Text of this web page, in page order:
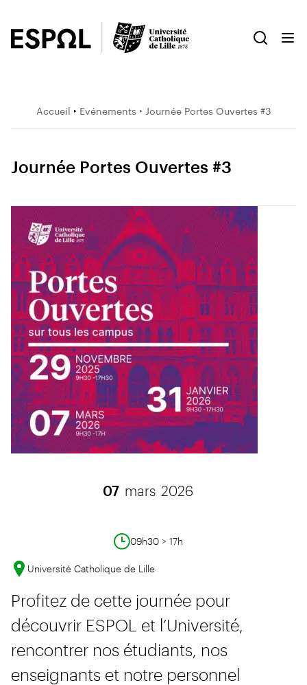
Accueil ‣ Evénements ‣ Journée Portes Ouvertes #3
Journée Portes Ouvertes #3
07 mars 2026
09h30 > 17h
Université Catholique de Lille
Profitez de cette journée pour
découvrir ESPOL et l’Université,
rencontrer nos étudiants, nos
enseignants et notre personnel